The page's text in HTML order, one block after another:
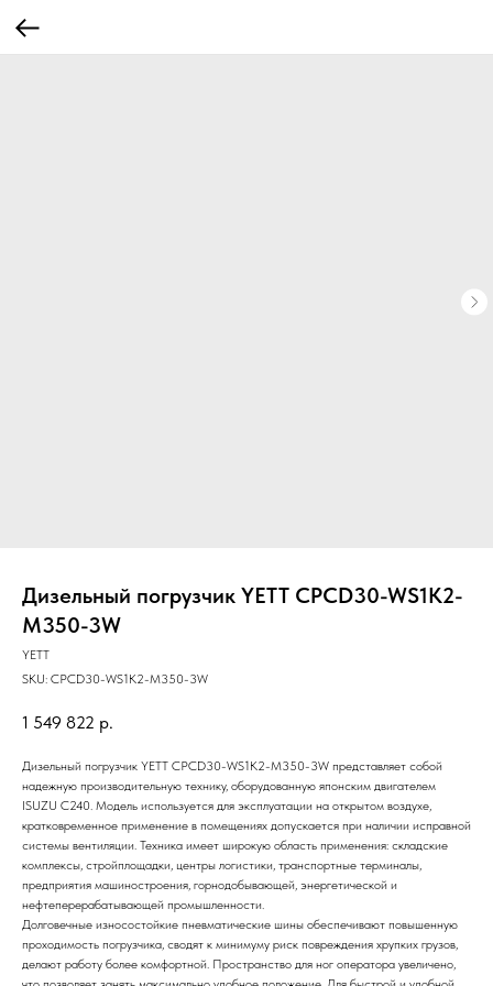
Дизельный погрузчик YETT CPCD30-WS1K2-
M350-3W
YETT
SKU: CPCD30-WS1K2-M350-3W
1 549 822 р.
Дизельный погрузчик YETT CPCD30-WS1K2-M350-3W представляет собой
надежную производительную технику, оборудованную японским двигателем
ISUZU C240. Модель используется для эксплуатации на открытом воздухе,
кратковременное применение в помещениях допускается при наличии исправной
системы вентиляции. Техника имеет широкую область применения: складские
комплексы, стройплощадки, центры логистики, транспортные терминалы,
предприятия машиностроения, горнодобывающей, энергетической и
нефтеперерабатывающей промышленности.
Долговечные износостойкие пневматические шины обеспечивают повышенную
проходимость погрузчика, сводят к минимуму риск повреждения хрупких грузов,
делают работу более комфортной. Пространство для ног оператора увеличено,